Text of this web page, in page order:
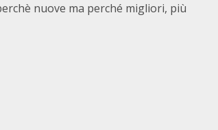
nuove ma perché migliori, più